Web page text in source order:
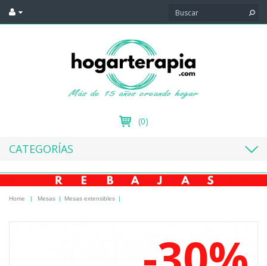
(0)
CATEGORÍAS
Home | Mesas | Mesas extensibles |